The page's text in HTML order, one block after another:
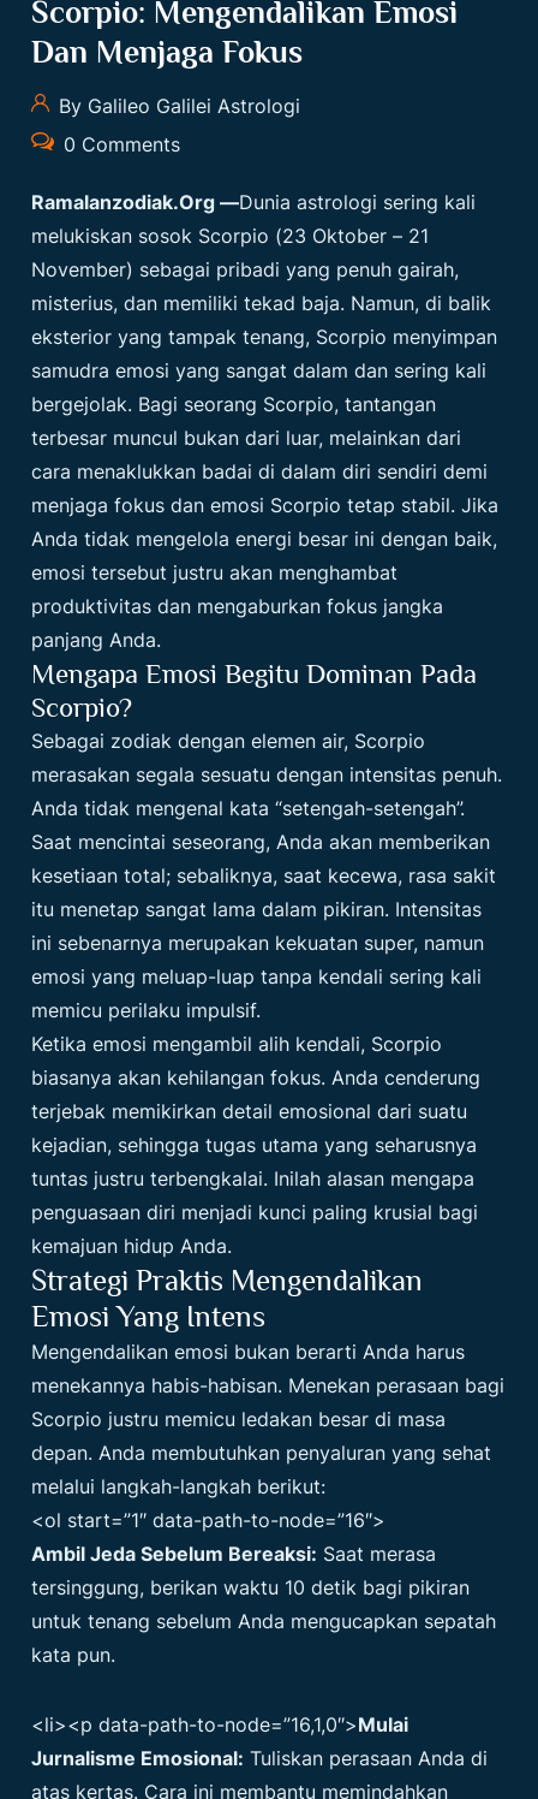
Scorpio: Mengendalikan Emosi
Dan Menjaga Fokus
By Galileo Galilei Astrologi
0 Comments
Ramalanzodiak.org —Dunia astrologi sering kali
melukiskan sosok Scorpio (23 Oktober – 21
November) sebagai pribadi yang penuh gairah,
misterius, dan memiliki tekad baja. Namun, di balik
eksterior yang tampak tenang, Scorpio menyimpan
samudra emosi yang sangat dalam dan sering kali
bergejolak. Bagi seorang Scorpio, tantangan
terbesar muncul bukan dari luar, melainkan dari
cara menaklukkan badai di dalam diri sendiri demi
menjaga fokus dan emosi Scorpio tetap stabil. Jika
Anda tidak mengelola energi besar ini dengan baik,
emosi tersebut justru akan menghambat
produktivitas dan mengaburkan fokus jangka
panjang Anda.
Mengapa Emosi Begitu Dominan Pada
Scorpio?
Sebagai zodiak dengan elemen air, Scorpio
merasakan segala sesuatu dengan intensitas penuh.
Anda tidak mengenal kata “setengah-setengah”.
Saat mencintai seseorang, Anda akan memberikan
kesetiaan total; sebaliknya, saat kecewa, rasa sakit
itu menetap sangat lama dalam pikiran. Intensitas
ini sebenarnya merupakan kekuatan super, namun
emosi yang meluap-luap tanpa kendali sering kali
memicu perilaku impulsif.
Ketika emosi mengambil alih kendali, Scorpio
biasanya akan kehilangan fokus. Anda cenderung
terjebak memikirkan detail emosional dari suatu
kejadian, sehingga tugas utama yang seharusnya
tuntas justru terbengkalai. Inilah alasan mengapa
penguasaan diri menjadi kunci paling krusial bagi
kemajuan hidup Anda.
Strategi Praktis Mengendalikan
Emosi Yang Intens
Mengendalikan emosi bukan berarti Anda harus
menekannya habis-habisan. Menekan perasaan bagi
Scorpio justru memicu ledakan besar di masa
depan. Anda membutuhkan penyaluran yang sehat
melalui langkah-langkah berikut:
<ol start=”1″ data-path-to-node=”16″>
Ambil Jeda Sebelum Bereaksi: Saat merasa
tersinggung, berikan waktu 10 detik bagi pikiran
untuk tenang sebelum Anda mengucapkan sepatah
kata pun.
<li><p data-path-to-node=”16,1,0″>Mulai
Jurnalisme Emosional: Tuliskan perasaan Anda di
atas kertas. Cara ini membantu memindahkan